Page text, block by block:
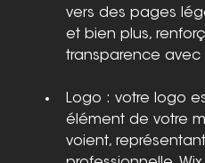
vers des pages
et bien plus,
transparence avec
Logo : votre logo
élément de votre
voient,